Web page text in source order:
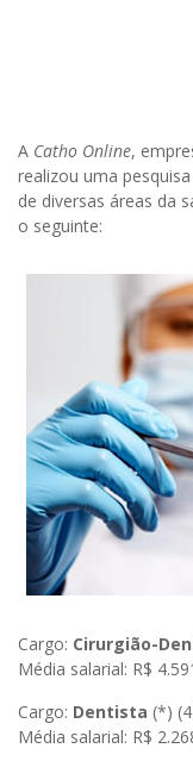
A Catho Online,
realizou uma
de diversas áreas da
o seguinte:
Cargo: Cirurgião-
Média salarial: R$
Cargo: Dentista (*)
Média salarial: R$